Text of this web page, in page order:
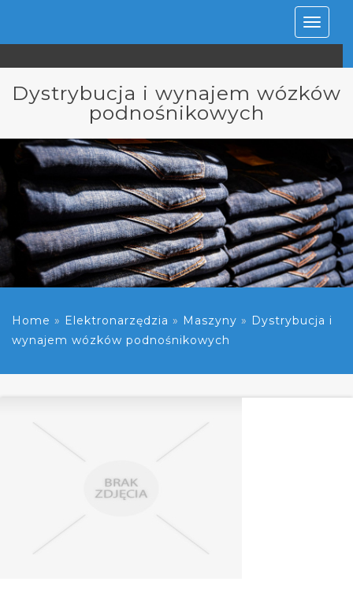
Rozwiń
Dystrybucja i wynajem wózków
podnośnikowych
Home » Elektronarzędzia » Maszyny » Dystrybucja i
wynajem wózków podnośnikowych